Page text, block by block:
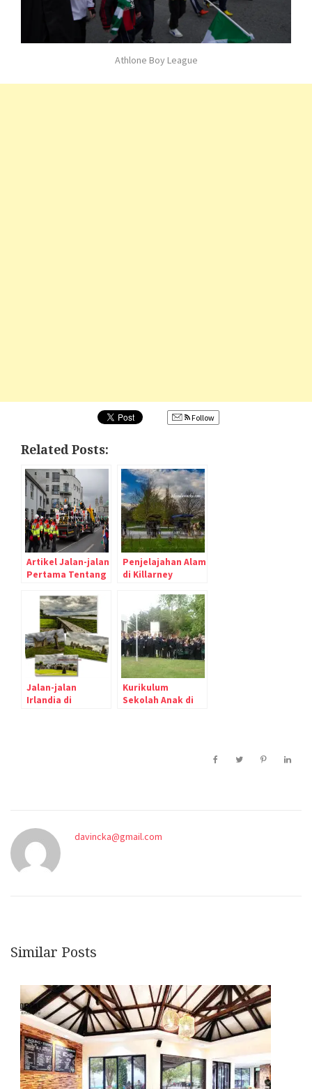
Athlone Boy League
Follow
Related Posts:
Artikel Jalan-jalan
Pertama Tentang
Penjelajahan Alam
di Killarney
Jalan-jalan
Irlandia di
Kurikulum
Sekolah Anak di
davincka@gmail.com
Similar Posts